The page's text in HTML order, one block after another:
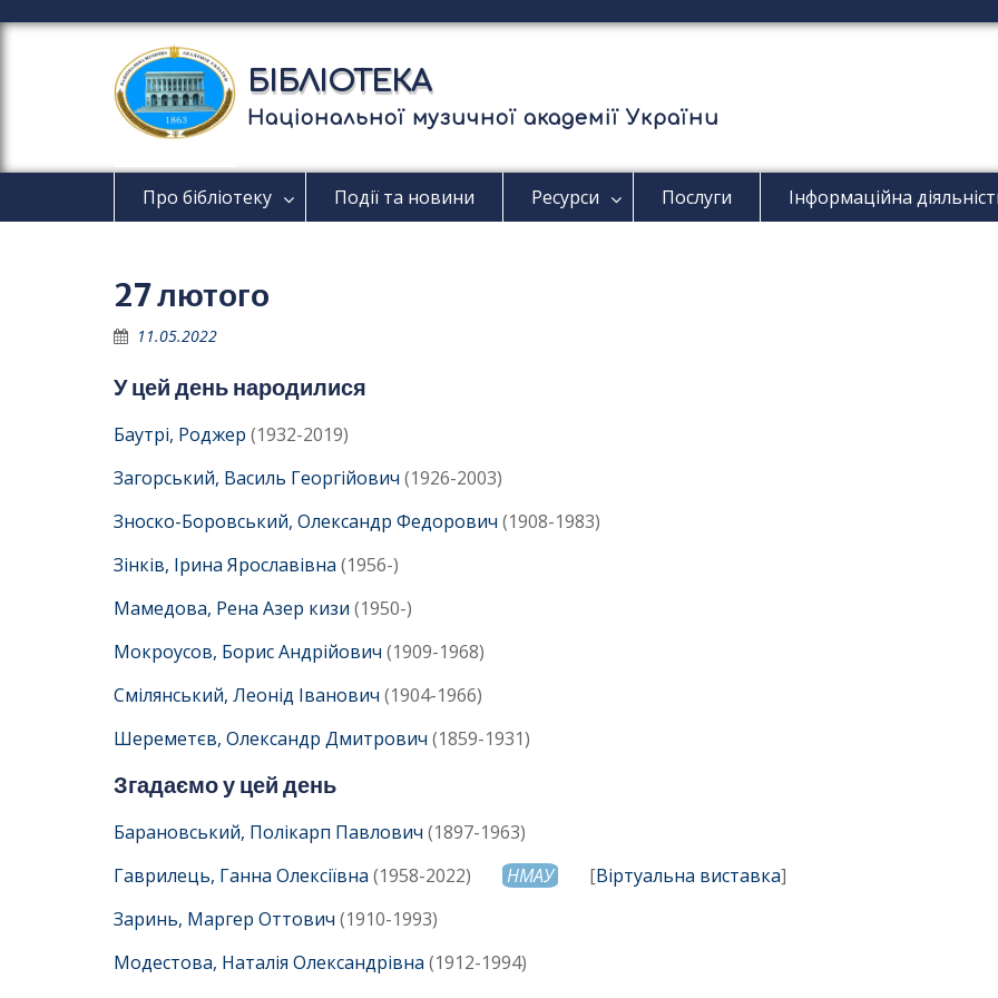
е
д
в
БІБЛІОТЕКА
Національної музичної академії України
Про бібліотеку Події та новини Ресурси Послуги Інформаційна
27 лютого
11.05.2022
У цей день народилися
Баутрі, Роджер (1932-2019)
Загорський, Василь Георгійович (1926-2003)
Зноско-Боровський, Олександр Федорович (1908-1983)
Зінків, Ірина Ярославівна (1956-)
Мамедова, Рена Азер кизи (1950-)
Мокроусов, Борис Андрійович (1909-1968)
Смілянський, Леонід Іванович (1904-1966)
Шереметєв, Олександр Дмитрович (1859-1931)
Згадаємо у цей день
Барановський, Полікарп Павлович (1897-1963)
Гаврилець, Ганна Олексіївна (1958-2022) НМАУ [Віртуальна виставка]
Заринь, Маргер Оттович (1910-1993)
Модестова, Наталія Олександрівна (1912-1994)